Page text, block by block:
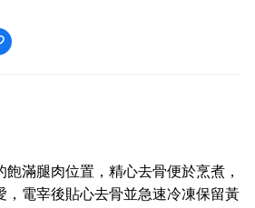
滿腿肉位置，精心去骨便於烹煮，
，電宰後貼心去骨並急速冷凍保留黃